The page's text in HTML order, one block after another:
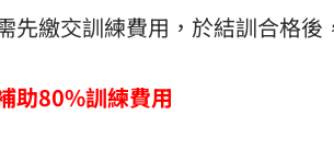
先繳交訓練費用，於結訓合格後
助80%訓練費用